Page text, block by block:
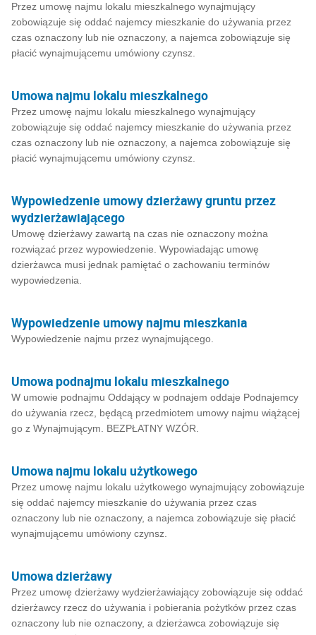
Przez umowę najmu lokalu mieszkalnego wynajmujący
zobowiązuje się oddać najemcy mieszkanie do używania przez
czas oznaczony lub nie oznaczony, a najemca zobowiązuje się
płacić wynajmującemu umówiony czynsz.
Umowa najmu lokalu mieszkalnego
Przez umowę najmu lokalu mieszkalnego wynajmujący
zobowiązuje się oddać najemcy mieszkanie do używania przez
czas oznaczony lub nie oznaczony, a najemca zobowiązuje się
płacić wynajmującemu umówiony czynsz.
Wypowiedzenie umowy dzierżawy gruntu przez
wydzierżawiającego
Umowę dzierżawy zawartą na czas nie oznaczony można
rozwiązać przez wypowiedzenie. Wypowiadając umowę
dzierżawca musi jednak pamiętać o zachowaniu terminów
wypowiedzenia.
Wypowiedzenie umowy najmu mieszkania
Wypowiedzenie najmu przez wynajmującego.
Umowa podnajmu lokalu mieszkalnego
W umowie podnajmu Oddający w podnajem oddaje Podnajemcy
do używania rzecz, będącą przedmiotem umowy najmu wiążącej
go z Wynajmującym. BEZPŁATNY WZÓR.
Umowa najmu lokalu użytkowego
Przez umowę najmu lokalu użytkowego wynajmujący zobowiązuje
się oddać najemcy mieszkanie do używania przez czas
oznaczony lub nie oznaczony, a najemca zobowiązuje się płacić
wynajmującemu umówiony czynsz.
Umowa dzierżawy
Przez umowę dzierżawy wydzierżawiający zobowiązuje się oddać
dzierżawcy rzecz do używania i pobierania pożytków przez czas
oznaczony lub nie oznaczony, a dzierżawca zobowiązuje się